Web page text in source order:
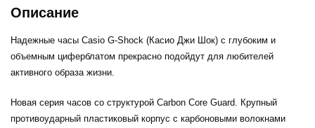
Описание
Надежные часы Casio G-Shock (Касио Джи Шок) с глубоким и
объемным циферблатом прекрасно подойдут для любителей
активного образа жизни.
Новая серия часов со структурой Carbon Core Guard. Крупный
противоударный пластиковый корпус с карбоновыми волокнами